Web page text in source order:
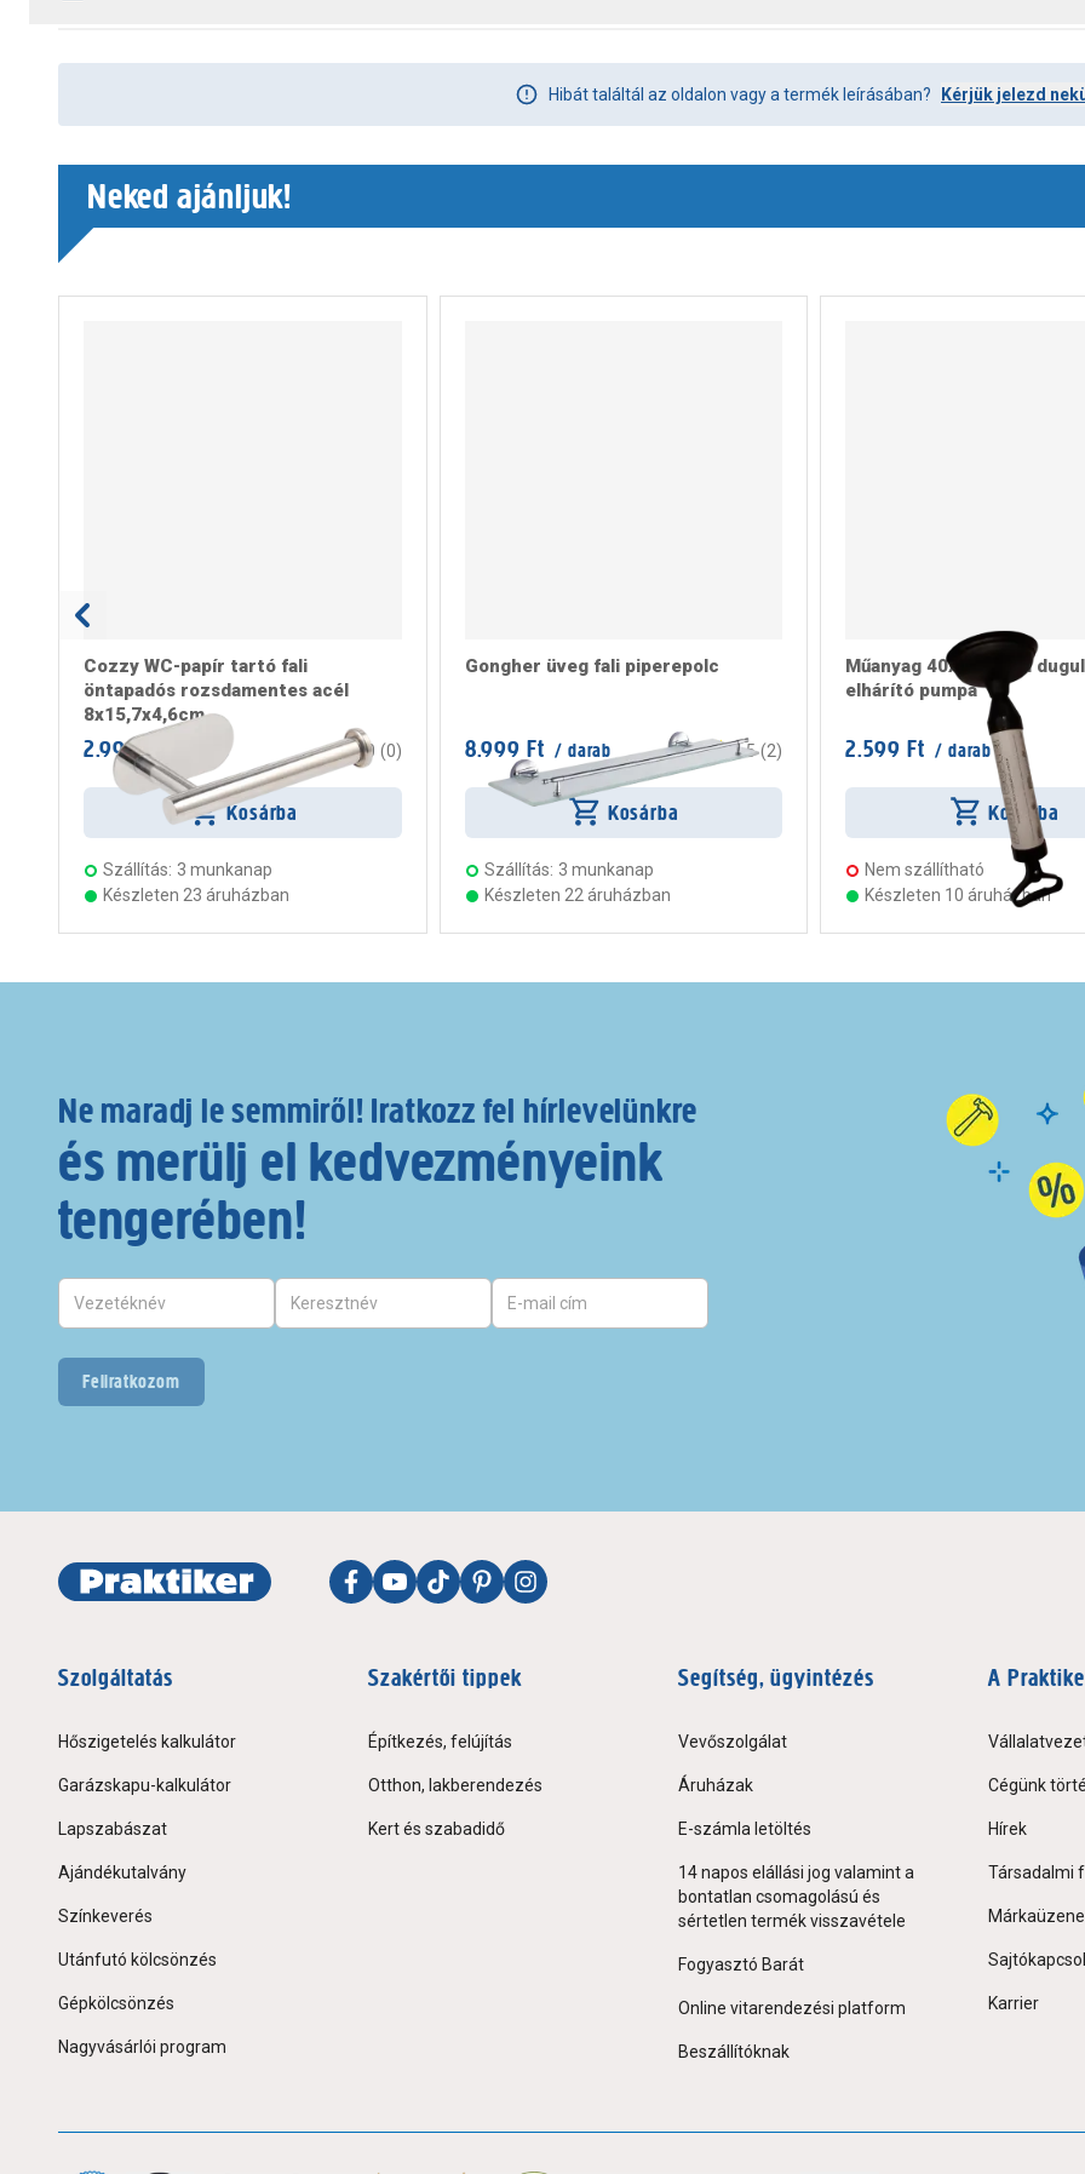
Hibát találtál az oldalon vagy a termék leírásában? Kérjük jelezd
Neked ajánljuk!
Cozzy WC-papír tartó fali
öntapadós rozsdamentes acél
8x15,7x4,6cm
2.999 Ft / darab 0 (0)
Kosárba
Szállítás: 3 munkanap
Készleten 23 áruházban
Gongher üveg fali piperepolc
8.999 Ft / darab 4.5 (2)
Kosárba
Szállítás: 3 munkanap
Készleten 22 áruházban
Műanyag 40x16x7 cm
elhárító pumpa
2.599 Ft / darab
Kosárba
Nem szállítható
Készleten 10 áruházban
Ne maradj le semmiről! Iratkozz fel hírlevelünkre
és merülj el kedvezményeink
tengerében!
Feliratkozom
Szolgáltatás
Hőszigetelés kalkulátor
Garázskapu-kalkulátor
Lapszabászat
Ajándékutalvány
Színkeverés
Utánfutó kölcsönzés
Gépkölcsönzés
Nagyvásárlói program
Szakértői tippek
Építkezés, felújítás
Otthon, lakberendezés
Kert és szabadidő
Segítség, ügyintézés
Vevőszolgálat
Áruházak
E-számla letöltés
14 napos elállási jog valamint a
bontatlan csomagolású és
sértetlen termék visszavétele
Fogyasztó Barát
Online vitarendezési platform
Beszállítóknak
A
Cégünk
Hírek
Társadalmi
Karrier